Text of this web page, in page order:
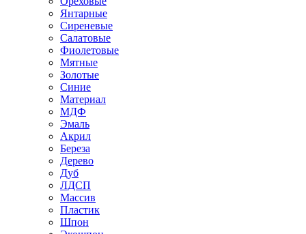
Янтарные
Сиреневые
Салатовые
Фиолетовые
Мятные
Золотые
Синие
Материал
МДФ
Эмаль
Акрил
Береза
Дерево
Дуб
ЛДСП
Массив
Пластик
Шпон